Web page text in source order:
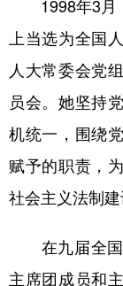
1998年3月，
上当选为全国
人大常委会党
员会。她坚持
机统一，围绕
赋予的职责，
社会主义法制建
在九届全国
主席团成员和